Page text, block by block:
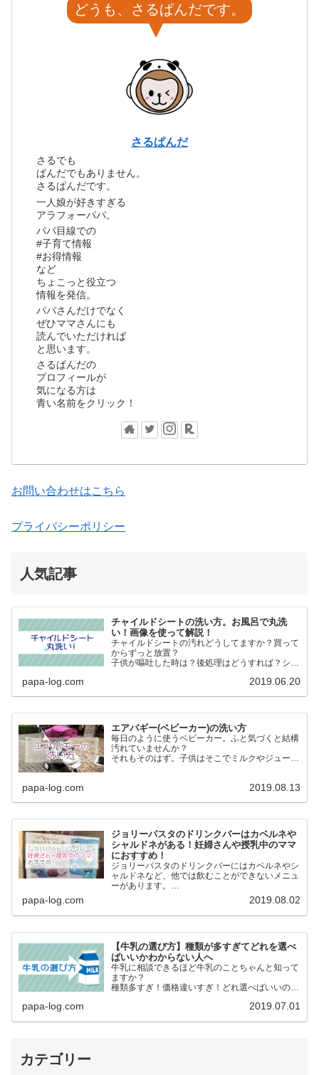
どうも、さるぱんだです。
さるぱんだ
さるでも
ぱんだでもありません。
さるぱんだです。
一人娘が好きすぎる
アラフォーパパ。
パパ目線での
#子育て情報
#お得情報
など
ちょこっと役立つ
情報を発信。
パパさんだけでなく
ぜひママさんにも
読んでいただければ
と思います。
さるぱんだの
プロフィールが
気になる方は
青い名前をクリック！
お問い合わせはこちら
プライバシーポリシー
人気記事
チャイルドシートの洗い方。お風呂で丸洗
い！画像を使って解説！
チャイルドシートの汚れどうしてますか？買って
からずっと放置？
子供が嘔吐した時は？後処理はどうすれば？シー
そもそもチャイルドシート本体って洗えるの？
papa-log.com 2019.06.20
エアバギー(ベビーカー)の洗い方
毎日のように使うベビーカー。ふと気づくと結構
汚れていませんか？
それもそのはず。子供はそこでミルクやジュース
ことでエアバギー(ベビーカー)を洗いました。
papa-log.com 2019.08.13
ジョリーパスタのドリンクバーはカベルネや
シャルドネがある！妊婦さんや授乳中のママ
におすすめ！
ジョリーパスタのドリンクバーにはカベルネやシ
ャルドネなど、他では飲むことができないメニュ
ーがあります。
アルコールを我慢しているけど「せめて飲んでる
気分だけでも味わいたい」という妊婦さんや授乳
中のママにおすすめ！
papa-log.com 2019.08.02
【牛乳の選び方】種類が多すぎてどれを選べ
ばいいかわからない人へ
牛乳に相談できるほど牛乳のことちゃんと知って
ますか？
種類多すぎ！価格違いすぎ！どれ選べばいいの
日々、買い物するものを何となく買うのではなく
papa-log.com 2019.07.01
カテゴリー